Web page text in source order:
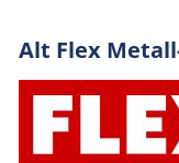
Alt Flex